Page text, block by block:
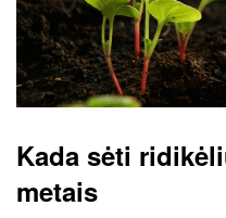
Kada sėti
metais